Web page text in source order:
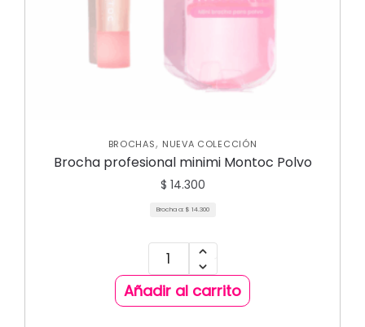
BROCHAS, NUEVA COLECCIÓN
Brocha profesional minimi Montoc Polvo
$ 14.300
Brocha a: $ 14.300
Añadir al carrito